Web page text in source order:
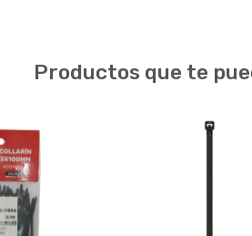
Productos que te